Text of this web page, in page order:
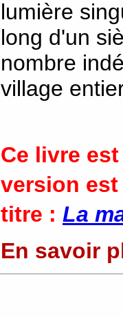
lumière
long d'un
nombre
village
Ce livre
version est
titre : La
En savoir